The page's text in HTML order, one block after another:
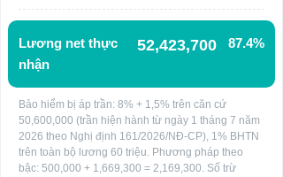
Lương net thực
nhận
52,423,700 87.4%
Bảo hiểm bị áp trần: 8% + 1,5% trên căn cứ
50,600,000 (trần hiện hành từ ngày 1 tháng 7 năm
2026 theo Nghị định 161/2026/NĐ-CP), 1% BHTN
trên toàn bộ lương 60 triệu. Phương pháp theo
bậc: 500,000 + 1,669,300 = 2,169,300. Số trừ